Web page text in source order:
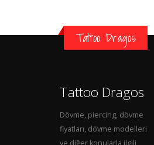
Tattoo Dragos
Tattoo Dragos
Dövme, piercing, dövme
fiyatları, dövme modelleri
ve diğer konularla ilgili